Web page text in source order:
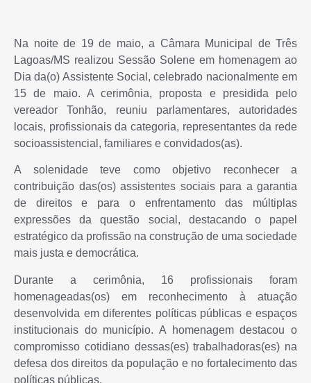
Na noite de 19 de maio, a Câmara Municipal de Três
Lagoas/MS realizou Sessão Solene em homenagem ao
Dia da(o) Assistente Social, celebrado nacionalmente em
15 de maio. A cerimônia, proposta e presidida pelo
vereador Tonhão, reuniu parlamentares, autoridades
locais, profissionais da categoria, representantes da rede
socioassistencial, familiares e convidados(as).
A solenidade teve como objetivo reconhecer a
contribuição das(os) assistentes sociais para a garantia
de direitos e para o enfrentamento das múltiplas
expressões da questão social, destacando o papel
estratégico da profissão na construção de uma sociedade
mais justa e democrática.
Durante a cerimônia, 16 profissionais foram
homenageadas(os) em reconhecimento à atuação
desenvolvida em diferentes políticas públicas e espaços
institucionais do município. A homenagem destacou o
compromisso cotidiano dessas(es) trabalhadoras(es) na
defesa dos direitos da população e no fortalecimento das
políticas públicas.